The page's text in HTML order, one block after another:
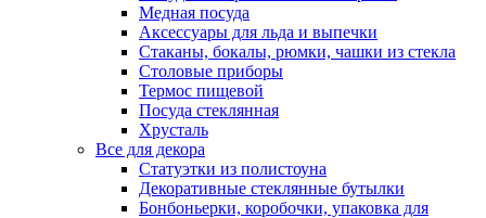
Медная посуда
Аксессуары для льда и выпечки
Стаканы, бокалы, рюмки, чашки из стекла
Столовые приборы
Термос пищевой
Посуда стеклянная
Хрусталь
Все для декора
Статуэтки из полистоуна
Декоративные стеклянные бутылки
Бонбоньерки, коробочки, упаковка для